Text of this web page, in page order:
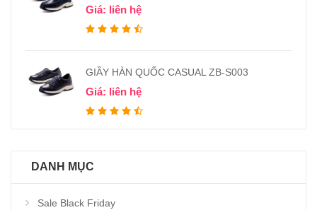
Giá: liên hệ
GIẦY HÀN QUỐC CASUAL ZB-S003
Giá: liên hệ
DANH MỤC
Sale Black Friday